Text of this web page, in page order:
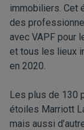
immobiliers. Cet
des
avec VAPF pour
et tous les lieux
en 2020.
Les plus de 130
étoiles Marriott
mais aussi